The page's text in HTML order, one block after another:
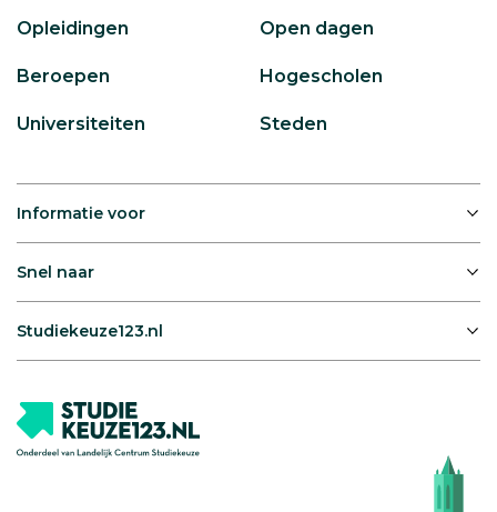
Opleidingen Open dagen
Beroepen Hogescholen
Universiteiten Steden
Informatie voor
Snel naar
Studiekeuze123.nl